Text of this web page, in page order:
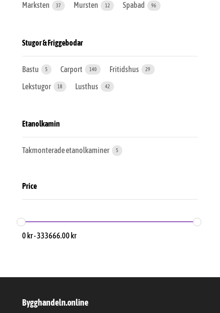
Marksten 37 Mursten 12 Spabad 96
Stugor & Friggebodar
Bastu 5 Carport 140 Fritidshus 29
Lekstugor 18 Lusthus 42
Etanolkamin
Takmonterade etanolkaminer 5
Price
0 kr-333666.00 kr
Bygghandeln.online